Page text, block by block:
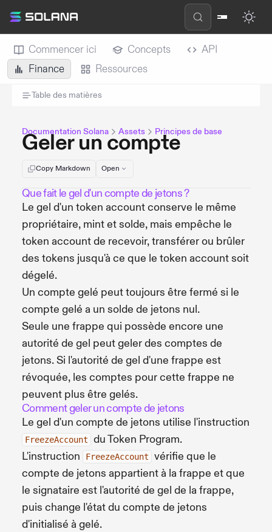
Commencer ici Concepts
API
Finance
Ressources
Table des matières
Documentation Solana Assets Principes de base
Geler un compte
Copy Markdown Open
Que fait le gel d'un compte de jetons ?
Le gel d'un token account conserve le même
propriétaire, mint et solde, mais empêche le
token account de recevoir, transférer ou brûler
des tokens jusqu'à ce que le token account soit
dégelé.
Un compte gelé peut toujours être fermé si le
compte gelé a un solde de jetons nul.
Seule une frappe qui possède encore une
autorité de gel peut geler des comptes de
jetons. Si l'autorité de gel d'une frappe est
révoquée, les comptes pour cette frappe ne
peuvent plus être gelés.
Comment geler un compte de jetons
Le gel d'un compte de jetons utilise l'instruction
FreezeAccount
du Token Program.
L'instruction
FreezeAccount
vérifie que le
compte de jetons appartient à la frappe et que
le signataire est l'autorité de gel de la frappe,
puis change l'état du compte de jetons
d'initialisé à gelé.